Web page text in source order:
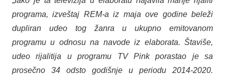
programa, izveštaj REM-a iz maja ove godine beleži
dupliran udeo tog žanra u ukupno emitovanom
programu u odnosu na navode iz elaborata. Štaviše,
udeo rijalitija u programu TV Pink porastao je sa
prosečno 34 odsto godišnje u periodu 2014-2020.